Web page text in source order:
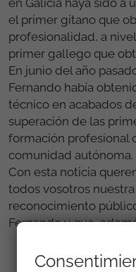
el primer gitano que
profesionalidad, a
primer gallego que
En junio del año
Fernando había
técnico en acabados
superación de las
formación profesional
comunidad autónoma.
Con esta noticia
todos vosotros
reconocimiento
Fernando y que,